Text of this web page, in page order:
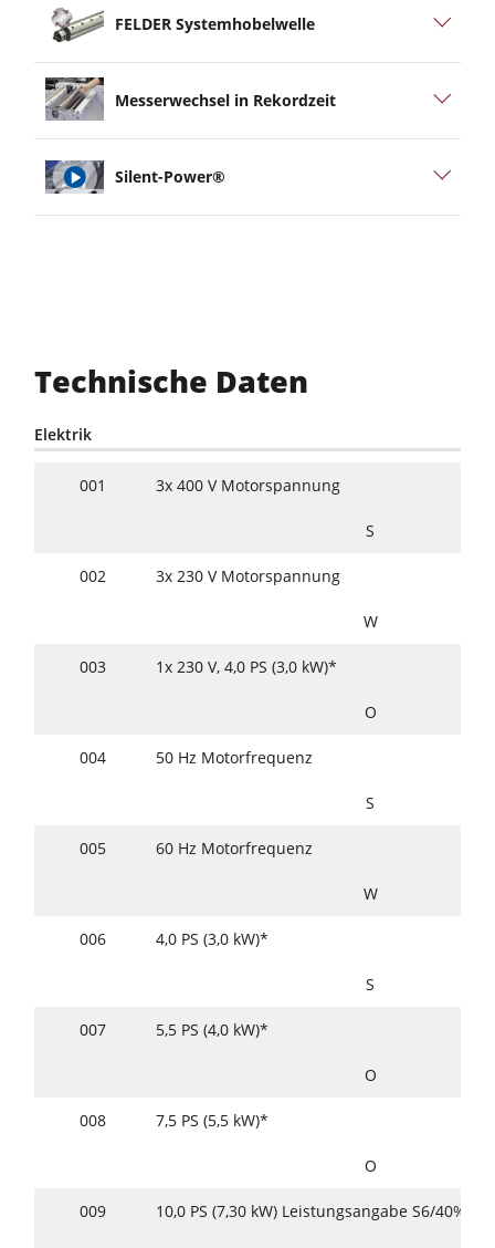
FELDER Systemhobelwelle
Messerwechsel in Rekordzeit
play
Silent-Power®
Technische Daten
Elektrik
001 3x 400 V Motorspannung
S
002 3x 230 V Motorspannung
W
003 1x 230 V, 4,0 PS (3,0 kW)*
O
004 50 Hz Motorfrequenz
S
005 60 Hz Motorfrequenz
W
006 4,0 PS (3,0 kW)*
S
007 5,5 PS (4,0 kW)*
O
008 7,5 PS (5,5 kW)*
O
009 10,0 PS (7,30 kW) Leistungsangabe S6/40%*